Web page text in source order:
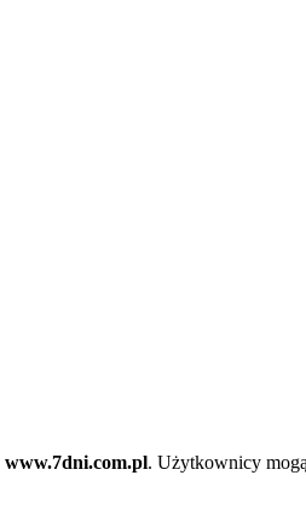
www.7dni.com.pl. Użytkownicy